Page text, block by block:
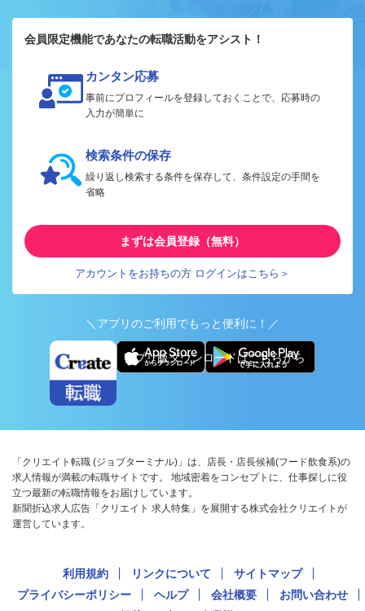
会員限定機能であなたの転職活動をアシスト！
カンタン応募
事前にプロフィールを登録しておくことで、応募時の
入力が簡単に
検索条件の保存
繰り返し検索する条件を保存して、条件設定の手間を
省略
まずは会員登録（無料）
アカウントをお持ちの方 ログインはこちら＞
＼アプリのご利用でもっと便利に！／
アプリ版ダウンロードはこちらから
「クリエイト転職 (ジョブターミナル)」は、店長・店長候補(フード飲食系)の
求人情報が満載の転職サイトです。 地域密着をコンセプトに、仕事探しに役
立つ最新の転職情報をお届けしています。
新聞折込求人広告「クリエイト 求人特集」を展開する株式会社クリエイトが
運営しています。
利用規約 リンクについて
サイトマップ
プライバシーポリシー
ヘルプ 会社概要
お問い合わせ